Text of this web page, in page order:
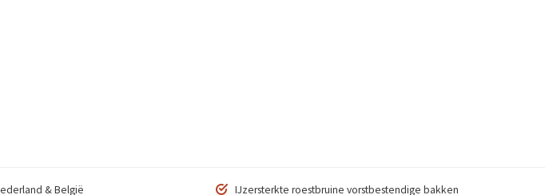
& België IJzersterkte roestbruine vorstbestendige bakken